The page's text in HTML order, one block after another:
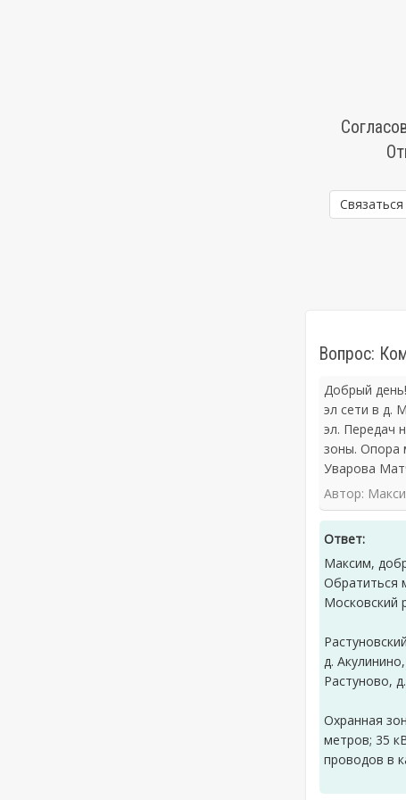
Вопрос:
Добрый
эл сети в д.
эл. Передач
зоны. Опора
Уварова
Автор:
Ответ:
Максим,
Обратиться
Московский
д.
Растуново,
Охранная
метров; 35
проводов в